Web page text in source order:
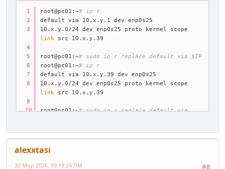
root@pc01:~# ip r
default via 10.x.y.1 dev enp0s25
link src 10.x.y.39
root@pc01:~# sudo ip r replace default via $IP
root@pc01:~# ip r
default via 10.x.y.39 dev enp0s25
link src 10.x.y.39
root@pc01:~# sudo ip r replace default via
default via 10.x.y.1 dev enp0s25
alexxtasi
#8
30 Μαρ 2026, 09:19:24 ΠΜ